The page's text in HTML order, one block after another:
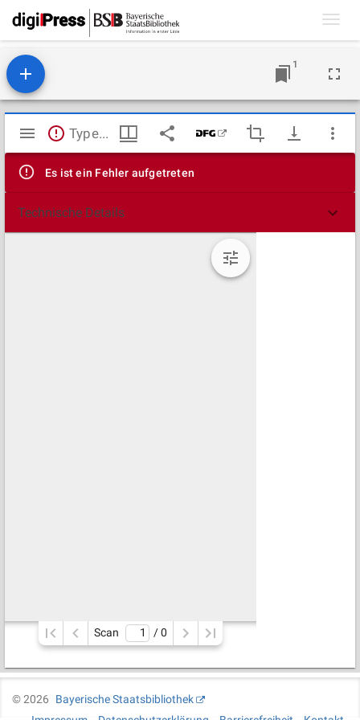
1
Mirador
Viewer
TypeError: Failed to fetch
Es ist ein Fehler aufgetreten
Technische Details
Scan / 0
©2026
Bayerische Staatsbibliothek